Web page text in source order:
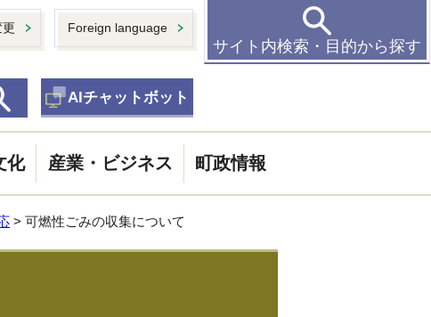
Foreign language
AIチャットボット
サイト内検索・目的から探す
化 産業・ビジネス 町政情報
> 可燃性ごみの収集について